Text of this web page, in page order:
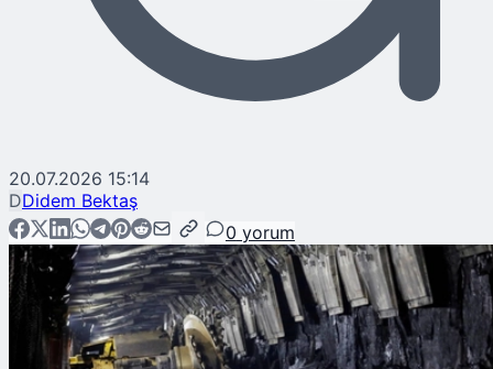
20.07.2026 15:14
DDidem Bektaş
0 yorum